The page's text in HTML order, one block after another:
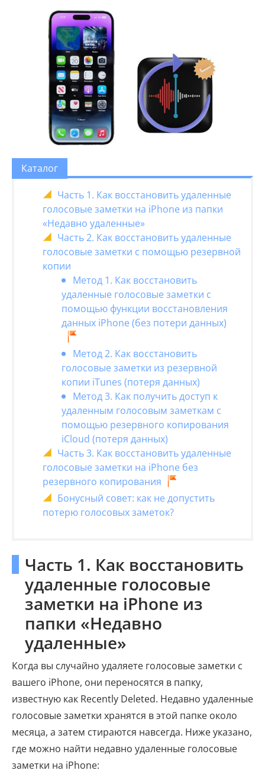
Каталог
Часть 1. Как восстановить удаленные
голосовые заметки на iPhone из папки
«Недавно удаленные»
Часть 2. Как восстановить удаленные
голосовые заметки с помощью резервной
копии
Метод 1. Как восстановить
удаленные голосовые заметки с
помощью функции восстановления
данных iPhone (без потери данных)
Метод 2. Как восстановить
голосовые заметки из резервной
копии iTunes (потеря данных)
Метод 3. Как получить доступ к
удаленным голосовым заметкам с
помощью резервного копирования
iCloud (потеря данных)
Часть 3. Как восстановить удаленные
голосовые заметки на iPhone без
резервного копирования
Бонусный совет: как не допустить
потерю голосовых заметок?
Часть 1. Как восстановить
удаленные голосовые
заметки на iPhone из
папки «Недавно
удаленные»
Когда вы случайно удаляете голосовые заметки с
вашего iPhone, они переносятся в папку,
известную как Recently Deleted. Недавно удаленные
голосовые заметки хранятся в этой папке около
месяца, а затем стираются навсегда. Ниже указано,
где можно найти недавно удаленные голосовые
заметки на iPhone: